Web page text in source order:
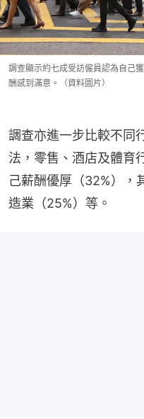
調查顯示約七成受訪僱員認為自己
酬感到滿意。（資料圖片）
調查亦進一步比較不同
法，零售、酒店及體育
己薪酬優厚（32%），
造業（25%）等。